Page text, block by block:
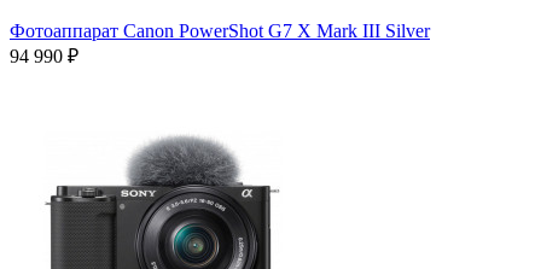
Фотоаппарат Canon PowerShot G7 X Mark III Silver
94 990 ₽